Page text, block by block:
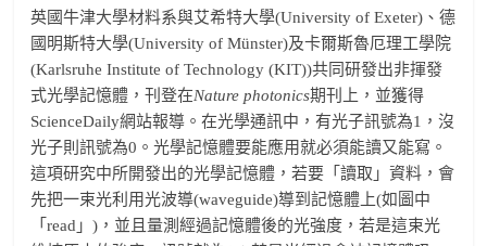
英國牛津大學材料系與艾希特大學(University of Exeter)、德
國明斯特大學(University of Münster)及卡爾斯魯厄理工學院
(Karlsruhe Institute of Technology (KIT))共同研發出非揮發
式光學記憶體，刊登在Nature photonics期刊上，並獲得
ScienceDaily網站報導。在光學通訊中，有光子訊號為1，沒
光子則訊號為0。光學記憶體要能應用就必須能讀又能寫。
這項研究中所開發出的光學記憶體，若要「讀取」資料，會
先把一束光利用光波導(waveguide)導到記憶體上(如圖中
「read」)，並且量測經過記憶體後的光強度，若是這束光